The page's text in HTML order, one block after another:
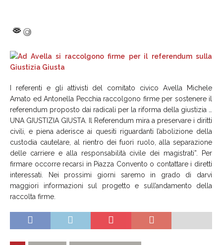
I referenti e gli attivisti del comitato civico Avella Michele
Amato ed Antonella Pecchia raccolgono firme per sostenere il
referendum proposto dai radicali per la riforma della giustizia …
UNA GIUSTIZIA GIUSTA. Il Referendum mira a preservare i diritti
civili, e piena aderisce ai quesiti riguardanti l’abolizione della
custodia cautelare, al rientro dei fuori ruolo, alla separazione
delle carriere e alla responsabilità civile dei magistrati”. Per
firmare occorre recarsi in Piazza Convento o contattare i diretti
interessati. Nei prossimi giorni saremo in grado di darvi
maggiori informazioni sul progetto e sull’andamento della
raccolta firme.